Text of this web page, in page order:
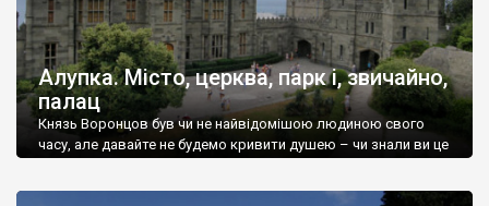
Алупка. Місто, церква, парк і, звичайно,
палац
Князь Воронцов був чи не найвідомішою людиною свого
часу, але давайте не будемо кривити душею – чи знали ви це